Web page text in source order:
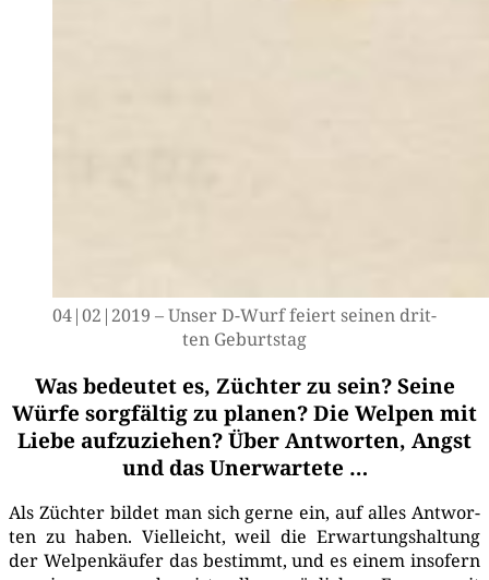
04|02|2019 – Unser D-Wurf fei­ert sei­nen drit­
ten Geburtstag
Was bedeutet es, Züchter zu sein? Seine
Würfe sorgfältig zu planen? Die Welpen mit
Liebe aufzuziehen? Über Antworten, Angst
und das Unerwartete …
Als Züch­ter bil­det man sich ger­ne ein, auf alles Ant­wor­
ten zu haben. Viel­leicht, weil die Erwar­tungs­hal­tung
der Wel­pen­käu­fer das bestimmt, und es einem inso­fern